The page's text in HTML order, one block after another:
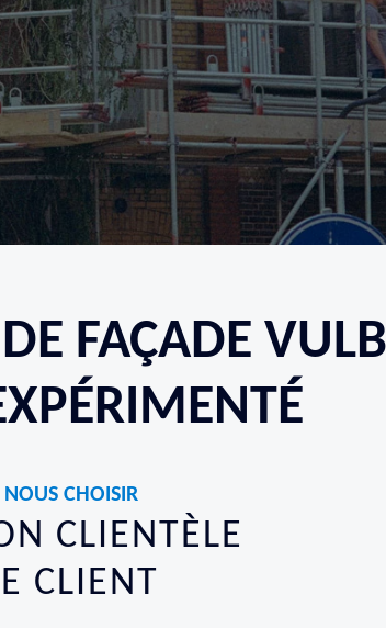
FAÇADE
CHOISIR
CLIENTÈLE
CLIENT